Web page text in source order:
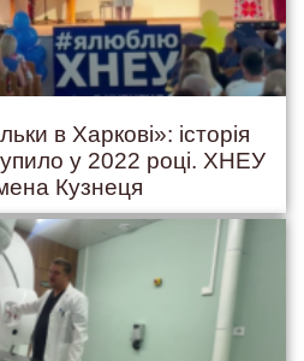
в Харкові»: історія
у 2022 році. ХНЕУ
Кузнеця